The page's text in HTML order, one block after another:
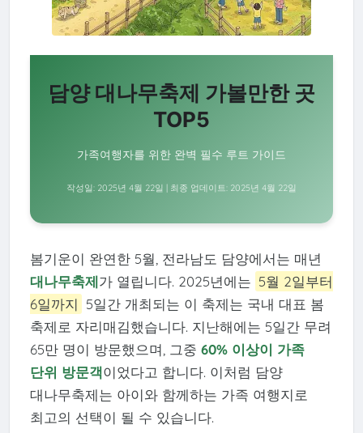
담양 대나무축제 가볼만한 곳
TOP5
가족여행자를 위한 완벽 필수 루트 가이드
작성일: 2025년 4월 22일 | 최종 업데이트: 2025년 4월 22일
봄기운이 완연한 5월, 전라남도 담양에서는 매년
대나무축제가 열립니다. 2025년에는 5월 2일부터
6일까지 5일간 개최되는 이 축제는 국내 대표 봄
축제로 자리매김했습니다. 지난해에는 5일간 무려
65만 명이 방문했으며, 그중 60% 이상이 가족
단위 방문객이었다고 합니다. 이처럼 담양
대나무축제는 아이와 함께하는 가족 여행지로
최고의 선택이 될 수 있습니다.